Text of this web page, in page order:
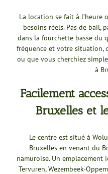
La location se fait à l’heure
besoins réels. Pas de bail,
dans la fourchette basse du
fréquence et votre situation,
ou que vous cherchiez
à
Facilement
Bruxelles et
Le centre est situé à
Bruxelles en venant du
namuroise. Un emplacement
Tervuren, Wezembeek-